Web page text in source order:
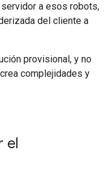
a esos robots,
del cliente a
provisional, y no
complejidades y
el